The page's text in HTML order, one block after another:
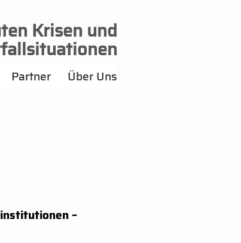
Krisen und
Partner Über Uns
–